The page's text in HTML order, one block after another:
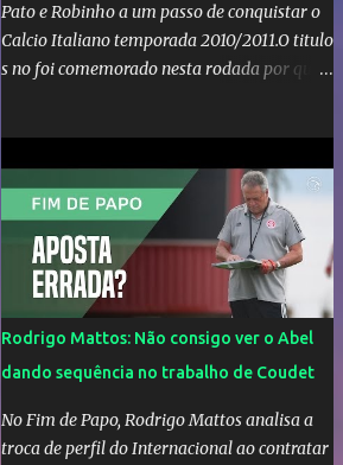
Pato e Robinho a um passo de conquistar o
Calcio Italiano temporada 2010/2011.O titulo
s no foi comemorado nesta rodada por que a
voltandoa Italia e para dirigir de novo a
Internazionale.Na velha bota tudo parece
definido e tem o Milan como virtual
campeao. ;
Rodrigo Mattos: Não consigo ver o Abel
dando sequência no trabalho de Coudet
No Fim de Papo, Rodrigo Mattos analisa a
troca de perfil do Internacional ao contratar